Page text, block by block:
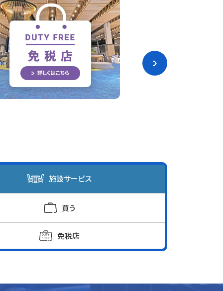
施設サービス
買う
免税店